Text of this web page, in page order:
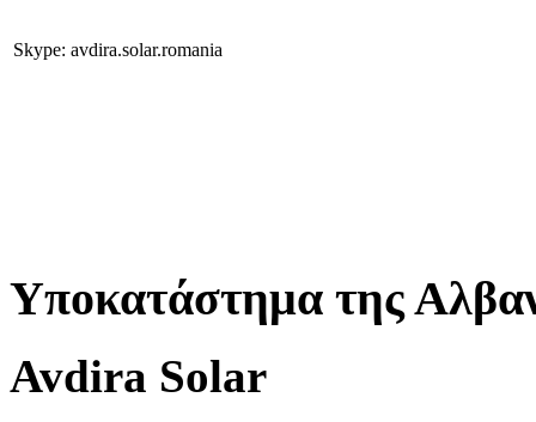
Skype: avdira.solar.romania
Υποκατάστημα της
Avdira Solar